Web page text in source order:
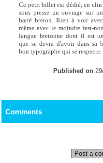
Ce petit billet est dédié, en
sous presse un ouvrage sur
barré breton. Rien à voir
même avec le moindre fest-
langue bretonne dont il est
que se devra d'avoir dans sa
bon typographe qui se respecte.
Published on
Comments
Post a